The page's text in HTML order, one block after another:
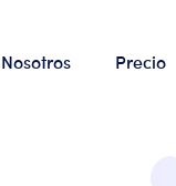
Nosotros Precio